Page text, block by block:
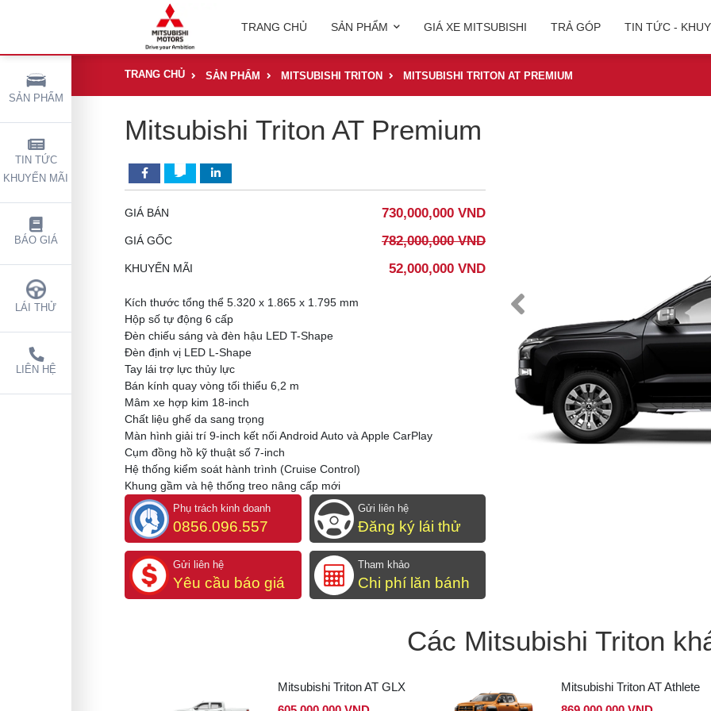
TRANG CHỦ SẢN PHẨM GIÁ XE MITSUBISHI TRẢ GÓP TIN TỨC -
TRANG CHỦ SẢN PHẨM MITSUBISHI TRITON MITSUBISHI TRITON AT PREMIUM
Mitsubishi Triton AT Premium
GIÁ BÁN 730,000,000 VND
GIÁ GỐC 782,000,000 VND
KHUYẾN MÃI 52,000,000 VND
Kích thước tổng thể 5.320 x 1.865 x 1.795 mm​
Hộp số tự động 6 cấp​
Đèn chiếu sáng và đèn hậu LED T-Shape​
Đèn định vị LED L-Shape​
Tay lái trợ lực thủy lực​
Bán kính quay vòng tối thiểu 6,2 m​
Mâm xe hợp kim 18-inch​
Chất liệu ghế da sang trọng​
Màn hình giải trí 9-inch kết nối Android Auto và Apple CarPlay​
Cụm đồng hồ kỹ thuật số 7-inch​
Hệ thống kiểm soát hành trình (Cruise Control)​
Khung gầm và hệ thống treo nâng cấp mới​
Phụ trách kinh doanh
0856.096.557
Gửi liên hệ
Yêu cầu báo giá
Gửi liên hệ
Đăng ký lái thử
Tham khảo
Chi phí lăn bánh
Các Mitsubishi Triton
Mitsubishi Triton AT GLX
Mitsubishi Triton AT Athlete
SẢN PHẨM
TIN TỨC
KHUYẾN MÃI
BÁO GIÁ
LÁI THỬ
LIÊN HỆ